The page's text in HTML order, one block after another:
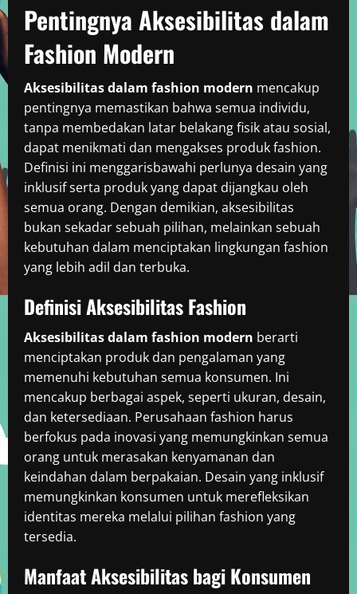
Pentingnya Aksesibilitas dalam
Fashion Modern
Aksesibilitas dalam fashion modern mencakup
pentingnya memastikan bahwa semua individu,
tanpa membedakan latar belakang fisik atau sosial,
dapat menikmati dan mengakses produk fashion.
Definisi ini menggarisbawahi perlunya desain yang
inklusif serta produk yang dapat dijangkau oleh
semua orang. Dengan demikian, aksesibilitas
bukan sekadar sebuah pilihan, melainkan sebuah
kebutuhan dalam menciptakan lingkungan fashion
yang lebih adil dan terbuka.
Definisi Aksesibilitas Fashion
Aksesibilitas dalam fashion modern berarti
menciptakan produk dan pengalaman yang
memenuhi kebutuhan semua konsumen. Ini
mencakup berbagai aspek, seperti ukuran, desain,
dan ketersediaan. Perusahaan fashion harus
berfokus pada inovasi yang memungkinkan semua
orang untuk merasakan kenyamanan dan
keindahan dalam berpakaian. Desain yang inklusif
memungkinkan konsumen untuk merefleksikan
identitas mereka melalui pilihan fashion yang
tersedia.
Manfaat Aksesibilitas bagi Konsumen